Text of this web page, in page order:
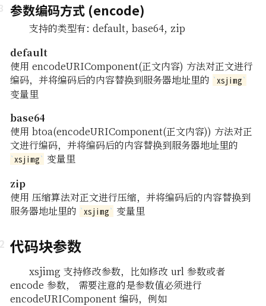
参数编码方式 (encode)
支持的类型有: default, base64, zip
default
使用 encodeURIComponent(正文内容) 方法对正文进行
编码，并将编码后的内容替换到服务器地址里的
xsjimg
变量里
base64
使用 btoa(encodeURIComponent(正文内容)) 方法对正
文进行编码，并将编码后的内容替换到服务器地址里的
xsjimg
变量里
zip
使用 压缩算法对正文进行压缩，并将编码后的内容替换到
服务器地址里的
xsjimg 变量里
代码块参数
xsjimg 支持修改参数，比如修改 url 参数或者
encode 参数， 需要注意的是参数值必须进行
encodeURIComponent 编码，例如